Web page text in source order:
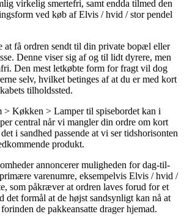
virkelig smertefri, samt endda tilmed den
ved køb af Elvis / hvid / stor pendel
få ordren sendt til din private bopæl eller
Denne viser sig af og til lidt dyrere, men
Den mest letkøbte form for fragt vil dog
selv, hvilket betinges af at du er med kort
tilholdssted.
> Køkken > Lamper til spisebordet kan i
central når vi mangler din ordre om kort
i sandhed passende at vi ser tidshorisonten
produkt.
annoncerer muligheden for dag-til-
varenumre, eksempelvis Elvis / hvid /
som påkræver at ordren laves forud for et
det formål at de højst sandsynligt kan nå at
de pakkeansatte drager hjemad.